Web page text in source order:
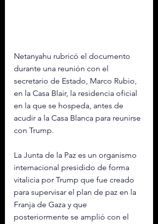
Netanyahu rubricó el documento
durante una reunión con el
secretario de Estado, Marco Rubio,
en la Casa Blair, la residencia oficial
en la que se hospeda, antes de
acudir a la Casa Blanca para reunirse
con Trump.
La Junta de la Paz es un organismo
internacional presidido de forma
vitalicia por Trump que fue creado
para supervisar el plan de paz en la
Franja de Gaza y que
posteriormente se amplió con el